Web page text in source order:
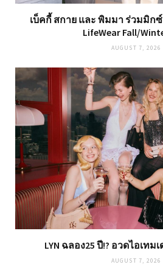
เบ็คกี้ สกาย และ พิมมา ร่วมมิก
LifeWear Fall/
AUGUST 7, 2026
LYN ฉลอง25 ปี!? อวดไอเทม
AUGUST 7, 2026